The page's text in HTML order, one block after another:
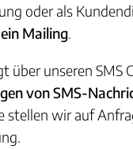
oder als
Mailing.
über unseren SMS
von SMS-
stellen wir auf